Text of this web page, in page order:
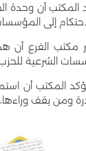
المكتب أن وحدة
إلى
مكتب الفرع أن
الشرعية
المكتب أن
ومن يقف